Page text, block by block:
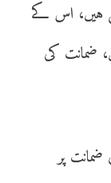
ہیں، اس کے
ضمانت کی
پر